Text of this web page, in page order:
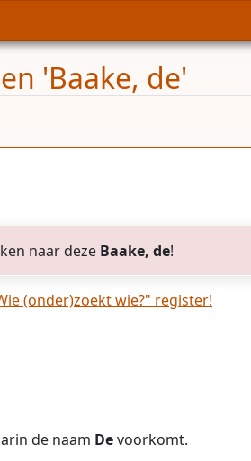
'Baake, de'
naar deze Baake, de!
(onder)zoekt wie?" register!
de naam Devoorkomt.